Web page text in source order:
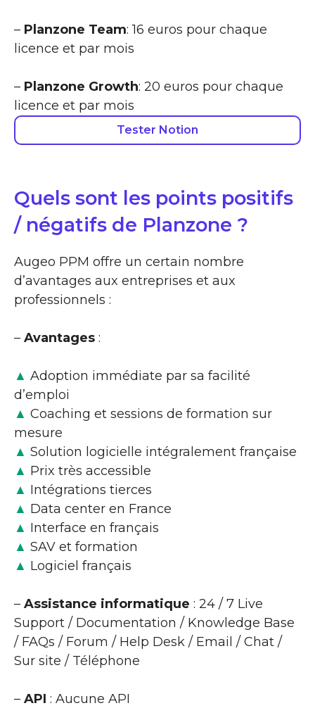
– Planzone Team: 16 euros pour chaque
licence et par mois
– Planzone Growth: 20 euros pour chaque
licence et par mois
Tester Notion
Quels sont les points positifs
/ négatifs de Planzone ?
Augeo PPM offre un certain nombre
d’avantages aux entreprises et aux
professionnels :
– Avantages :
▲ Adoption immédiate par sa facilité
d’emploi
▲ Coaching et sessions de formation sur
mesure
▲ Solution logicielle intégralement française
▲ Prix très accessible
▲ Intégrations tierces
▲ Data center en France
▲ Interface en français
▲ SAV et formation
▲ Logiciel français
– Assistance informatique : 24 / 7 Live
Support / Documentation / Knowledge Base
/ FAQs / Forum / Help Desk / Email / Chat /
Sur site / Téléphone
– API : Aucune API